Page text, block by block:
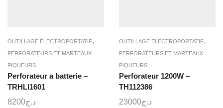
OUTILLAGE ÉLECTROPORTATIF,
PERFORATEURS ET MARTEAUX
PIQUEURS
Perforateur a batterie –
TRHLI1601
د.ج8200
OUTILLAGE ÉLECTROPORTATIF,
PERFORATEURS ET MARTEAUX
PIQUEURS
Perforateur 1200W –
TH112386
د.ج23000